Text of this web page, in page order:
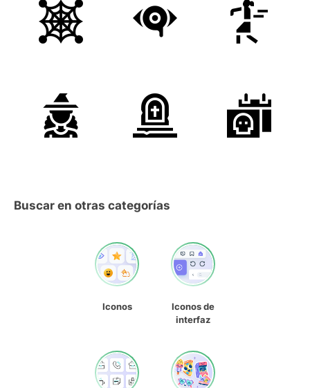
Buscar en otras categorías
Iconos
Iconos de
interfaz